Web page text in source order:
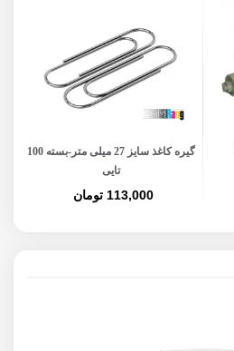
گیره کاغذ سایز 27 میلی متر-بسته 100
تایی
113,000 تومان